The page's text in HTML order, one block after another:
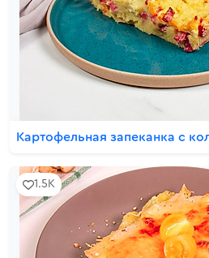
Картофельная запеканка с
1.5K